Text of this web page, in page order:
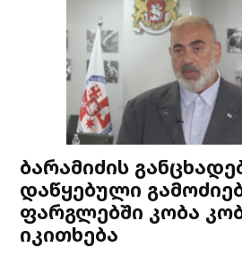
ბარამიძის
დაწყებული
ფარგლებში კობა
იკითხება